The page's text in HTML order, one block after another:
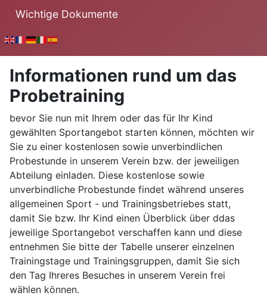
Wichtige Dokumente
Informationen rund um das
Probetraining
bevor Sie nun mit Ihrem oder das für Ihr Kind
gewählten Sportangebot starten können, möchten wir
Sie zu einer kostenlosen sowie unverbindlichen
Probestunde in unserem Verein bzw. der jeweiligen
Abteilung einladen. Diese kostenlose sowie
unverbindliche Probestunde findet während unseres
allgemeinen Sport - und Trainingsbetriebes statt,
damit Sie bzw. Ihr Kind einen Überblick über ddas
jeweilige Sportangebot verschaffen kann und diese
entnehmen Sie bitte der Tabelle unserer einzelnen
Trainingstage und Trainingsgruppen, damit Sie sich
den Tag Ihreres Besuches in unserem Verein frei
wählen können.